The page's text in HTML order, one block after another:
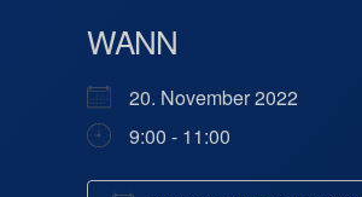
WANN
20. November 2022
9:00 - 11:00